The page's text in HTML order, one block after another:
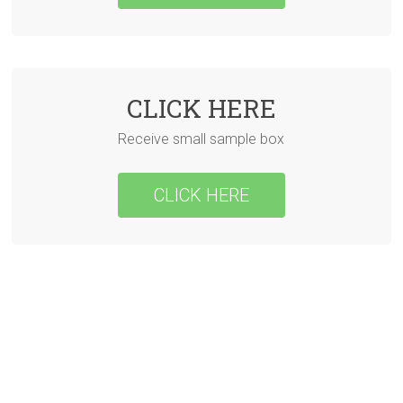
CLICK HERE
Receive small sample box
CLICK HERE